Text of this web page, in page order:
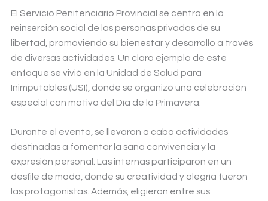
El Servicio Penitenciario Provincial se centra en la
reinserción social de las personas privadas de su
libertad, promoviendo su bienestar y desarrollo a través
de diversas actividades. Un claro ejemplo de este
enfoque se vivió en la Unidad de Salud para
Inimputables (USI), donde se organizó una celebración
especial con motivo del Día de la Primavera.
Durante el evento, se llevaron a cabo actividades
destinadas a fomentar la sana convivencia y la
expresión personal. Las internas participaron en un
desfile de moda, donde su creatividad y alegría fueron
las protagonistas. Además, eligieron entre sus